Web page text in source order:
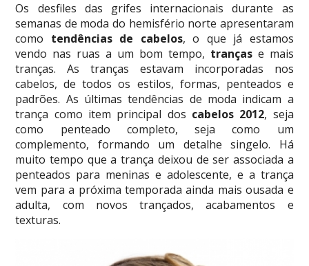
Os desfiles das grifes internacionais durante as
semanas de moda do hemisfério norte apresentaram
como tendências de cabelos, o que já estamos
vendo nas ruas a um bom tempo, trançase mais
tranças. As tranças estavam incorporadas nos
cabelos, de todos os estilos, formas, penteados e
padrões. As últimas tendências de moda indicam a
trança como item principal dos cabelos 2012, seja
como penteado completo, seja como um
complemento, formando um detalhe singelo. Há
muito tempo que a trança deixou de ser associada a
penteados para meninas e adolescente, e a trança
vem para a próxima temporada ainda mais ousada e
adulta, com novos trançados, acabamentos e
texturas.